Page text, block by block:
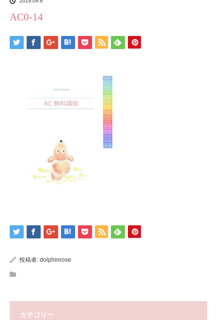
AC0-14
投稿者: dolphinrose
カテゴリー